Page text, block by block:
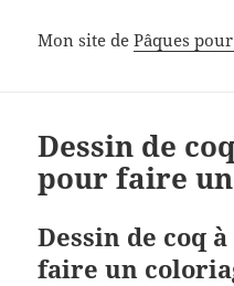
Mon site dePâques
Dessin de
pour faire
Dessin de coq
faire un